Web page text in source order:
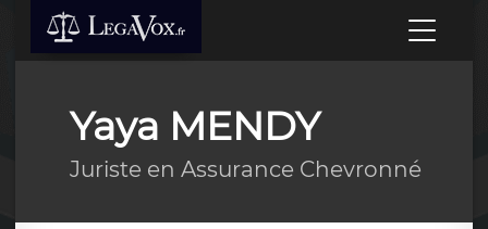
Yaya MENDY
Juriste en Assurance Chevronné